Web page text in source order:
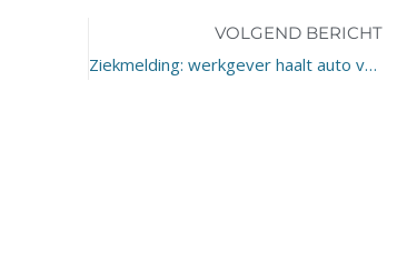
VOLGEND BERICHT
Ziekmelding: werkgever haalt auto van de zaak op